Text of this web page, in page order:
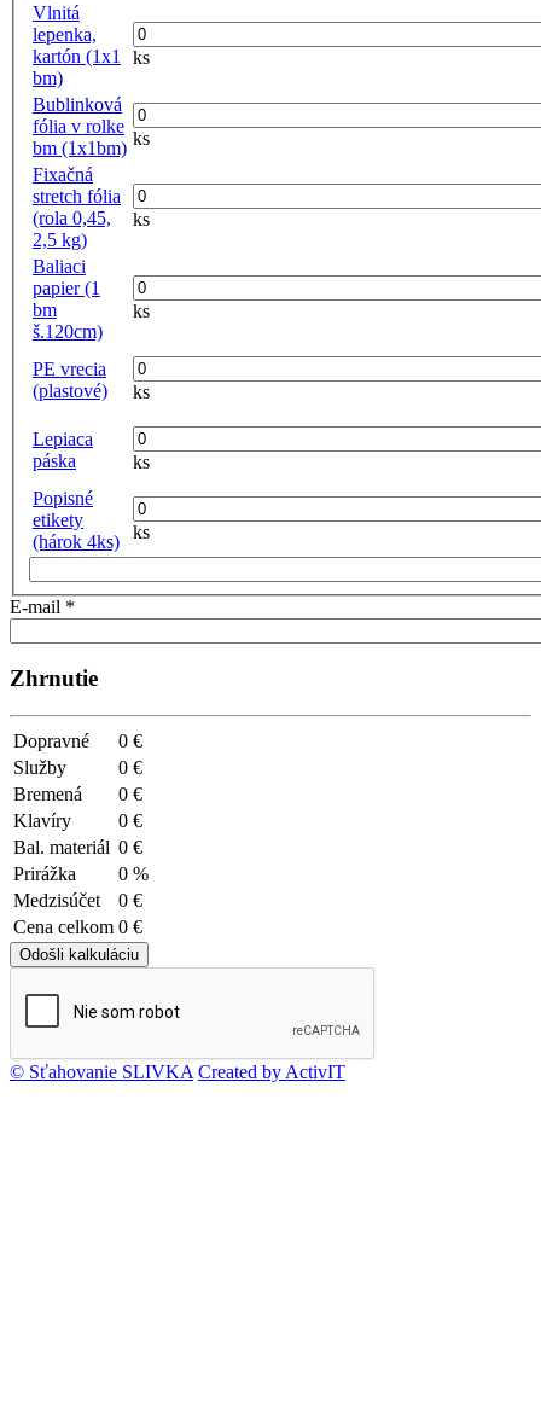
Vlnitá
lepenka,
kartón (1x1
bm)
ks
Bublinková
fólia v rolke
bm (1x1bm) ks
Fixačná
stretch fólia
(rola 0,45,
2,5 kg)
ks
Baliaci
papier (1
bm
š.120cm)
ks
PE vrecia
(plastové)
ks
Lepiaca
páska
ks
Popisné
etikety
(hárok 4ks)
ks
E-mail *
Zhrnutie
Dopravné
0 €
Služby
0 €
Bremená
0 €
Klavíry
0 €
Bal. materiál 0 €
Prirážka
0 %
Medzisúčet
0 €
Cena celkom 0 €
© Sťahovanie SLIVKA Created by ActivIT